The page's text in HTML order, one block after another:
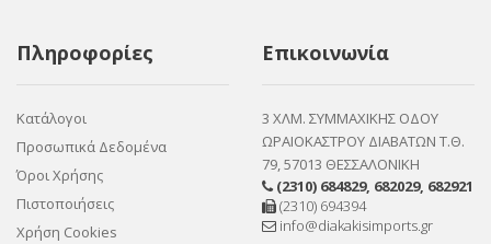
Πληροφορίες
Κατάλογοι
Προσωπικά Δεδομένα
Όροι Χρήσης
Πιστοποιήσεις
Χρήση Cookies
Επικοινωνία
3 ΧΛΜ. ΣΥΜΜΑΧΙΚΗΣ ΟΔΟΥ
ΩΡΑΙΟΚΑΣΤΡΟΥ ΔΙΑΒΑΤΩΝ Τ.Θ.
79, 57013 ΘΕΣΣΑΛΟΝΙΚΗ
(2310) 684829, 682029, 682921
(2310) 694394
info@diakakisimports.gr